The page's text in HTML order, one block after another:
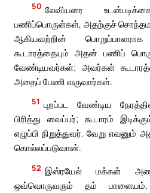
50 லேவியரை
பணிப்பொருள்கள், அதற்குச்
ஆகியவற்றின்
கூடாரத்தையும் அதன் பணிப்
வேண்டியவர்கள்; அவர்கள்
அதைப் பேணி வருவார்கள்.
51 புறப்பட வேண்டிய
பிரித்து வைப்பர்; கூடாரம்
எழுப்பி நிறுத்துவர். வேறு
கொல்லப்படுவான்.
52 இஸ்ரயேல் மக்கள்
ஒவ்வொருவரும் தம்